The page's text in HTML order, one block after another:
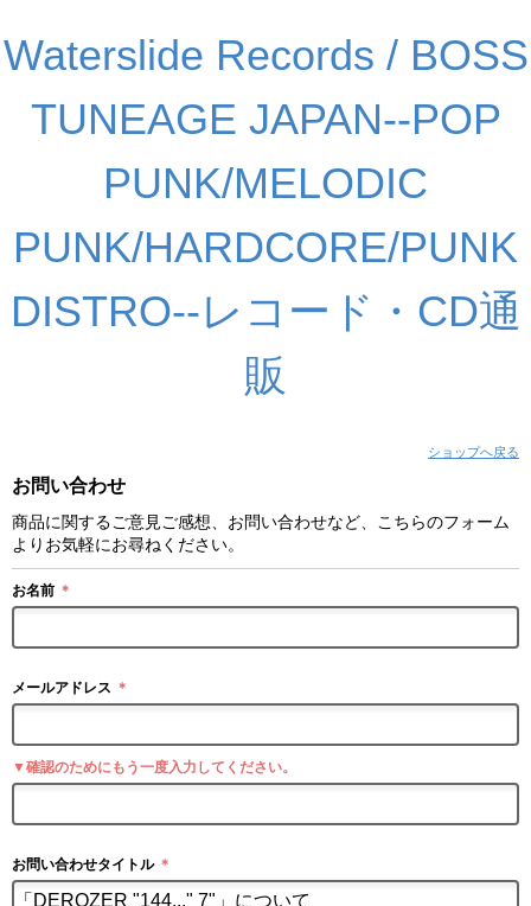
Waterslide Records / BOSS
TUNEAGE JAPAN--POP
PUNK/MELODIC
PUNK/HARDCORE/PUNK
DISTRO--レコード・CD通
販
ショップへ戻る
お問い合わせ
商品に関するご意見ご感想、お問い合わせなど、こちらのフォーム
よりお気軽にお尋ねください。
お名前 ＊
メールアドレス ＊
▼確認のためにもう一度入力してください。
お問い合わせタイトル ＊